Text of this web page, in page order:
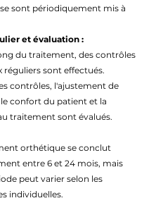
sont périodiquement mis à
et évaluation :
du traitement, des contrôles
réguliers sont effectués.
contrôles, l'ajustement de
confort du patient et la
traitement sont évalués.
orthétique se conclut
entre 6 et 24 mois, mais
peut varier selon les
individuelles.